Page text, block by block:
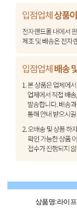
상품명:라이